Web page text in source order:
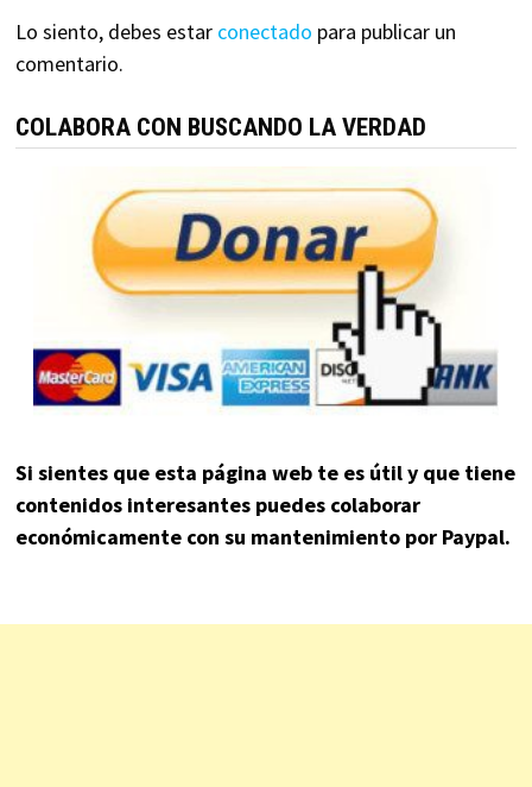
Lo siento, debes estar conectado para publicar un
comentario.
COLABORA CON BUSCANDO LA VERDAD
Si sientes que esta página web te es útil y que tiene
contenidos interesantes puedes colaborar
económicamente con su mantenimiento por Paypal.